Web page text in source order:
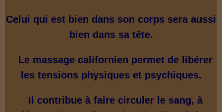
Celui qui est bien dans son corps sera aussi
bien dans sa tête.
Le massage californien permet de libérer
les tensions physiques et psychiques.
Il contribue à faire circuler le sang, à